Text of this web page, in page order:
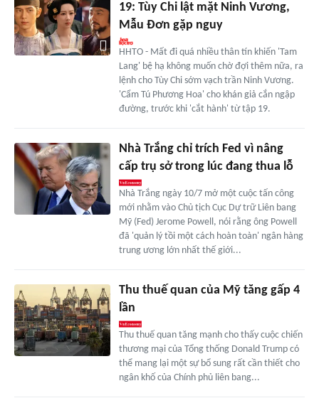
19: Tùy Chi lật mặt Ninh Vương,
Mẫu Đơn gặp nguy
HHTO - Mất đi quá nhiều thân tín khiến 'Tam
Lang' bệ hạ không muốn chờ đợi thêm nữa, ra
lệnh cho Tùy Chi sớm vạch trần Ninh Vương.
'Cẩm Tú Phương Hoa' cho khán giả cắn ngập
đường, trước khi 'cắt hành' từ tập 19.
Nhà Trắng chỉ trích Fed vì nâng
cấp trụ sở trong lúc đang thua lỗ
Nhà Trắng ngày 10/7 mở một cuộc tấn công
mới nhằm vào Chủ tịch Cục Dự trữ Liên bang
Mỹ (Fed) Jerome Powell, nói rằng ông Powell
đã 'quản lý tồi một cách hoàn toàn' ngân hàng
trung ương lớn nhất thế giới...
Thu thuế quan của Mỹ tăng gấp 4
lần
Thu thuế quan tăng mạnh cho thấy cuộc chiến
thương mại của Tổng thống Donald Trump có
thể mang lại một sự bổ sung rất cần thiết cho
ngân khố của Chính phủ liên bang...